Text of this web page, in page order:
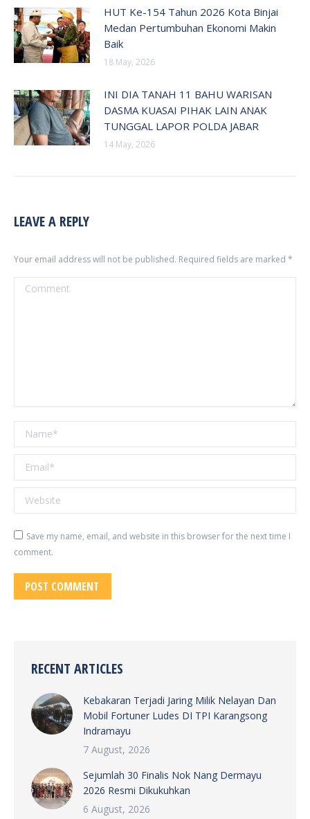
HUT Ke-154 Tahun 2026 Kota Binjai
Medan Pertumbuhan Ekonomi Makin
Baik
18 May, 2026
INI DIA TANAH 11 BAHU WARISAN
DASMA KUASAI PIHAK LAIN ANAK
TUNGGAL LAPOR POLDA JABAR
14 May, 2026
LEAVE A REPLY
Your email address will not be published. Required fields are marked *
Comment
Name *
Email *
Website
Save my name, email, and website in this browser for the next time I
comment.
POST COMMENT
RECENT ARTICLES
Kebakaran Terjadi Jaring Milik Nelayan Dan
Mobil Fortuner Ludes DI TPI Karangsong
Indramayu
7 August, 2026
Sejumlah 30 Finalis Nok Nang Dermayu
2026 Resmi Dikukuhkan
6 August, 2026